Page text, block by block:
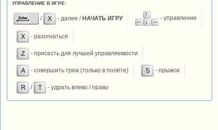
УПРАВЛЕНИЕ В ИГРЕ:
/ - далее /НАЧАТЬ ИГРУ - управление
- разогнаться
- присесть для лучшей управляемости
- совершить трюк (только в полёте) - прыжок
/ - удрать влево / право